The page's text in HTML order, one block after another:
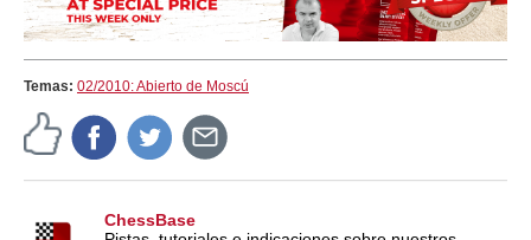
Temas: 02/2010: Abierto de Moscú
ChessBase